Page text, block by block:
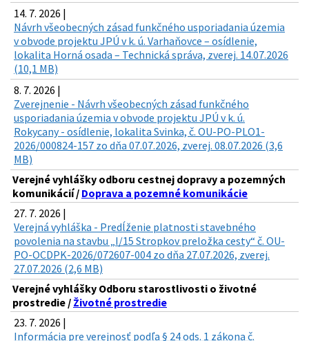
14. 7. 2026 |
Návrh všeobecných zásad funkčného usporiadania územia
v obvode projektu JPÚ v k. ú. Varhaňovce – osídlenie,
lokalita Horná osada – Technická správa, zverej. 14.07.2026
(10,1 MB)
8. 7. 2026 |
Zverejnenie - Návrh všeobecných zásad funkčného
usporiadania územia v obvode projektu JPÚ v k. ú.
Rokycany - osídlenie, lokalita Svinka, č. OU-PO-PLO1-
2026/000824-157 zo dňa 07.07.2026, zverej. 08.07.2026 (3,6
MB)
Verejné vyhlášky odboru cestnej dopravy a pozemných
komunikácií / Doprava a pozemné komunikácie
27. 7. 2026 |
Verejná vyhláška - Predĺženie platnosti stavebného
povolenia na stavbu „I/15 Stropkov preložka cesty“ č. OU-
PO-OCDPK-2026/072607-004 zo dňa 27.07.2026, zverej.
27.07.2026 (2,6 MB)
Verejné vyhlášky Odboru starostlivosti o životné
prostredie / Životné prostredie
23. 7. 2026 |
Informácia pre verejnosť podľa § 24 ods. 1 zákona č.